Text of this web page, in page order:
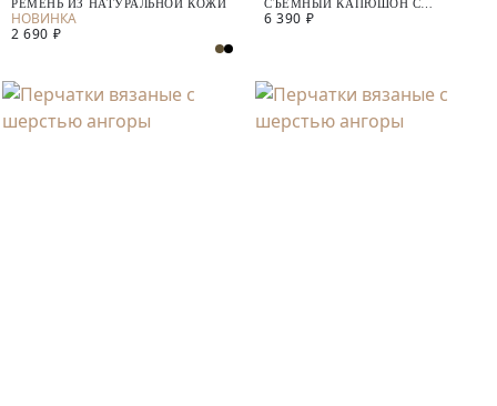
РЕМЕНЬ ИЗ НАТУРАЛЬНОЙ КОЖИ
2 690 ₽
СЪЕМНЫЙ КАПЮШОН С
ВОДООТТАЛКИВАЮЩИМ
6 390 ₽